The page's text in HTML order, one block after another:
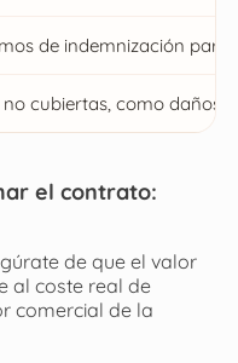
de indemnización
no cubiertas, como daños
el contrato:
de que el valor
al coste real de
comercial de la